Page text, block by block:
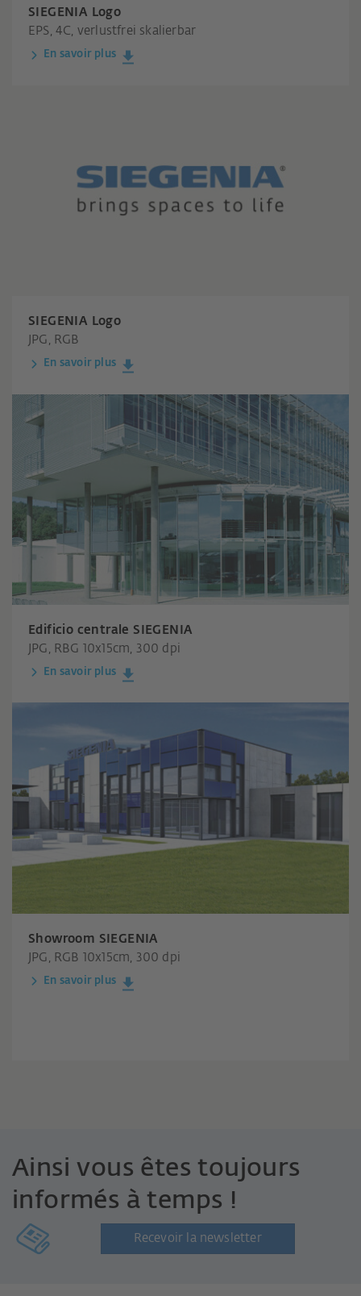
SIEGENIA Logo
EPS, 4C, verlustfrei skalierbar
En savoir plus
SIEGENIA Logo
JPG, RGB
En savoir plus
Edificio centrale SIEGENIA
JPG, RBG 10x15cm, 300 dpi
En savoir plus
Showroom SIEGENIA
JPG, RGB 10x15cm, 300 dpi
En savoir plus
Ainsi vous êtes toujours
informés à temps !
Recevoir la newsletter